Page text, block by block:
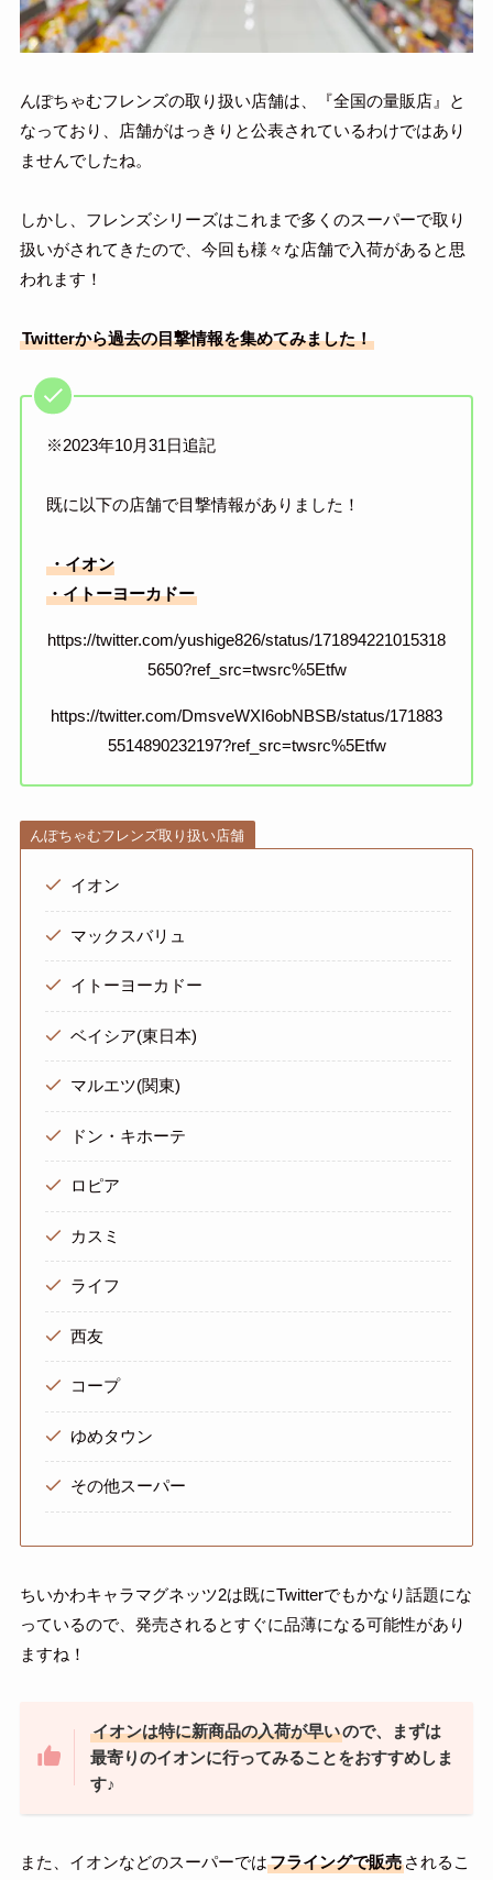
んぽちゃむフレンズの取り扱い店舗は、『全国の量販店』と
なっており、店舗がはっきりと公表されているわけではあり
ませんでしたね。
しかし、フレンズシリーズはこれまで多くのスーパーで取り
扱いがされてきたので、今回も様々な店舗で入荷があると思
われます！
Twitterから過去の目撃情報を集めてみました！
※2023年10月31日追記
既に以下の店舗で目撃情報がありました！
・イオン
・イトーヨーカドー
https://twitter.com/yushige826/status/171894221015318
5650?ref_src=twsrc%5Etfw
https://twitter.com/DmsveWXI6obNBSB/status/171883
5514890232197?ref_src=twsrc%5Etfw
んぽちゃむフレンズ取り扱い店舗
イオン
マックスバリュ
イトーヨーカドー
ベイシア(東日本)
マルエツ(関東)
ドン・キホーテ
ロピア
カスミ
ライフ
西友
コープ
ゆめタウン
その他スーパー
ちいかわキャラマグネッツ2は既にTwitterでもかなり話題にな
っているので、発売されるとすぐに品薄になる可能性があり
ますね！
イオンは特に新商品の入荷が早いので、まずは
最寄りのイオンに行ってみることをおすすめしま
す♪
また、イオンなどのスーパーではフライングで販売されるこ